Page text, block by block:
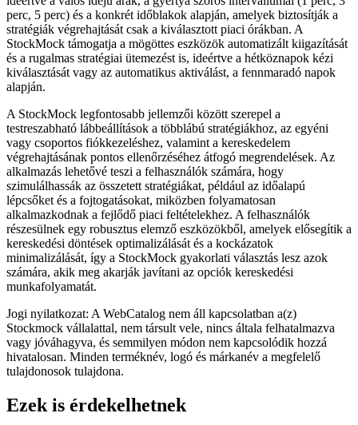
perc, 5 perc) és a konkrét időblakok alapján, amelyek biztosítják a
stratégiák végrehajtását csak a kiválasztott piaci órákban. A
StockMock támogatja a mögöttes eszközök automatizált kiigazítását
és a rugalmas stratégiai ütemezést is, ideértve a hétköznapok kézi
kiválasztását vagy az automatikus aktiválást, a fennmaradó napok
alapján.
A StockMock legfontosabb jellemzői között szerepel a
testreszabható lábbeállítások a többlábú stratégiákhoz, az egyéni
vagy csoportos fiókkezeléshez, valamint a kereskedelem
végrehajtásának pontos ellenőrzéséhez átfogó megrendelések. Az
alkalmazás lehetővé teszi a felhasználók számára, hogy
szimulálhassák az összetett stratégiákat, például az időalapú
lépcsőket és a fojtogatásokat, miközben folyamatosan
alkalmazkodnak a fejlődő piaci feltételekhez. A felhasználók
részesülnek egy robusztus elemző eszközökből, amelyek elősegítik a
kereskedési döntések optimalizálását és a kockázatok
minimalizálását, így a StockMock gyakorlati választás lesz azok
számára, akik meg akarják javítani az opciók kereskedési
munkafolyamatát.
Jogi nyilatkozat: A WebCatalog nem áll kapcsolatban a(z)
Stockmock vállalattal, nem társult vele, nincs általa felhatalmazva
vagy jóváhagyva, és semmilyen módon nem kapcsolódik hozzá
hivatalosan. Minden terméknév, logó és márkanév a megfelelő
tulajdonosok tulajdona.
Ezek is érdekelhetnek